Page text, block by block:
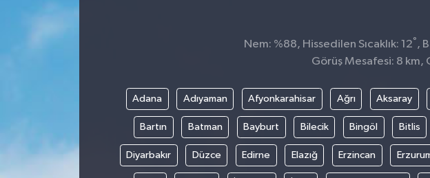
Nem: %88, Hissedilen Sıcaklık: 12° ,
Görüş Mesafesi: 8 km,
Adana Adıyaman Afyonkarahisar Ağrı Aksaray
Bartın Batman Bayburt Bilecik Bingöl Bitlis
Diyarbakır Düzce Edirne Elazığ Erzincan